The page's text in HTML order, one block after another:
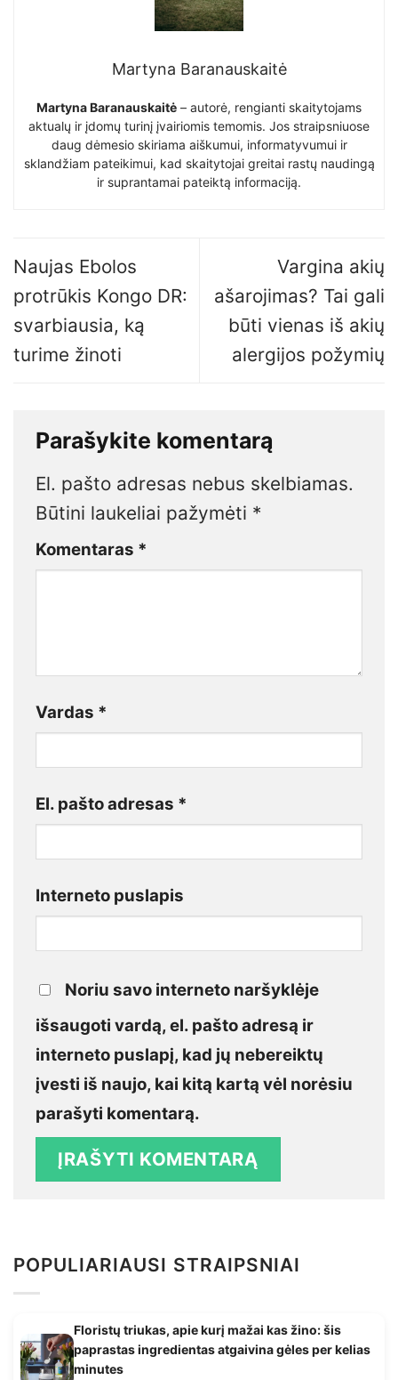
Martyna Baranauskaitė
Martyna Baranauskaitė – autorė, rengianti skaitytojams
aktualų ir įdomų turinį įvairiomis temomis. Jos straipsniuose
daug dėmesio skiriama aiškumui, informatyvumui ir
sklandžiam pateikimui, kad skaitytojai greitai rastų naudingą
ir suprantamai pateiktą informaciją.
Naujas Ebolos
protrūkis Kongo DR:
svarbiausia, ką
turime žinoti
Vargina akių
ašarojimas? Tai gali
būti vienas iš akių
alergijos požymių
Parašykite komentarą
El. pašto adresas nebus skelbiamas.
Būtini laukeliai pažymėti *
Komentaras *
Vardas *
El. pašto adresas *
Interneto puslapis
Noriu savo interneto naršyklėje
išsaugoti vardą, el. pašto adresą ir
interneto puslapį, kad jų nebereiktų
įvesti iš naujo, kai kitą kartą vėl norėsiu
parašyti komentarą.
POPULIARIAUSI STRAIPSNIAI
Floristų triukas, apie kurį mažai kas žino: šis
paprastas ingredientas atgaivina gėles per kelias
minutes